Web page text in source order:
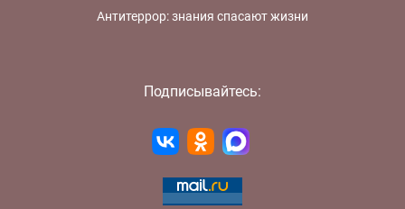
Антитеррор: знания спасают жизни
Подписывайтесь: